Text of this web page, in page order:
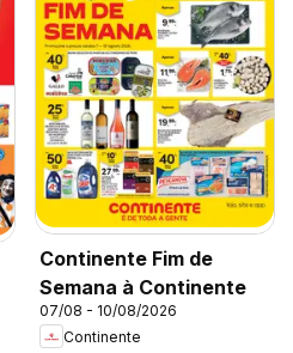
Continente Fim de
Semana à Continente
07/08 - 10/08/2026
Continente